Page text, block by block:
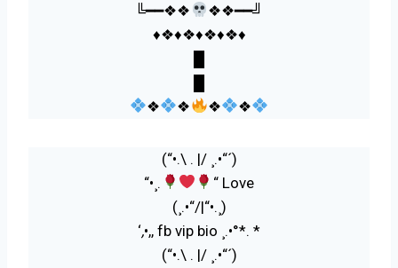
╚━━❖❖
❖❖━━╝
♦️❖♦️❖♦️❖♦️❖♦️
❖
❖ ❖ ❖
(“•.\ . |/ ¸.•“´)
“•¸.
“ Love
(¸.•“/|“•.¸)
‘,•,, fb vip bio ¸.•°*. *
(“•.\ . |/ ¸.•“´)